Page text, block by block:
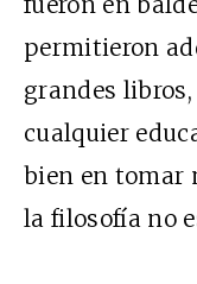
permitieron
grandes
cualquier
bien en tomar
la filosofía no